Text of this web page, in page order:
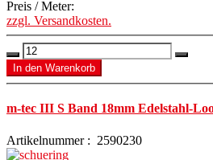
Preis / Meter:
zzgl. Versandkosten.
m-tec III S Band 18mm Edelstahl-
Artikelnummer : 2590230